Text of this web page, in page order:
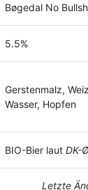
Bøgedal No
5.5%
Gerstenmalz,
Wasser, Hopfen
BIO-Bier laut DK-
Letzte